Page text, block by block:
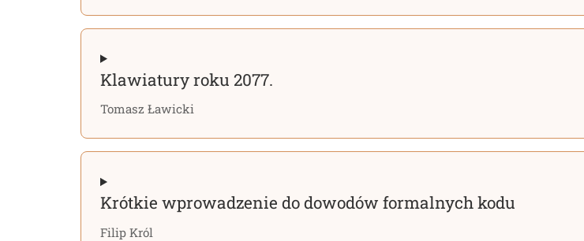
Klawiatury roku 2077.
Tomasz Ławicki
Krótkie wprowadzenie do dowodów formalnych kodu
Filip Król